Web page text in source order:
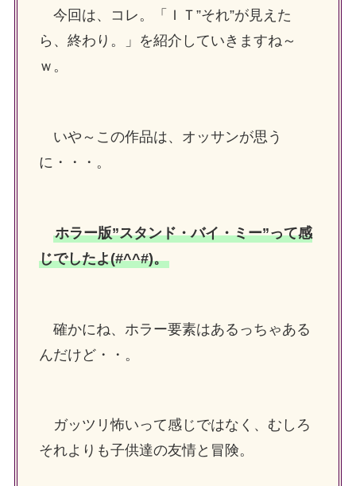
今回は、コレ。「ＩＴ”それ”が見えた
ら、終わり。」を紹介していきますね～
ｗ。
いや～この作品は、オッサンが思う
に・・・。
ホラー版”スタンド・バイ・ミー”って感
じでしたよ(#^^#)。
確かにね、ホラー要素はあるっちゃある
んだけど・・。
ガッツリ怖いって感じではなく、むしろ
それよりも子供達の友情と冒険。